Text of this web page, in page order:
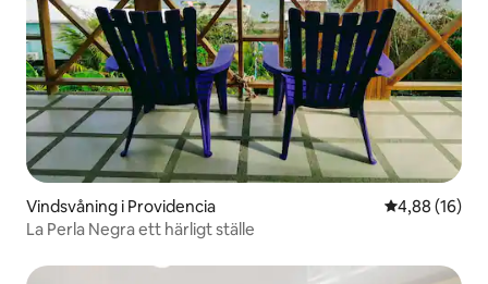
Vindsvåning i Providencia 4,88 av 5 i
4,88 (16)
La Perla Negra ett härligt ställe